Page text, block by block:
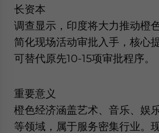
长资本
调查显示，印度将大力推动橙
简化现场活动审批入手，核心
可替代原先10-15项审批程序。
重要意义
橙色经济涵盖艺术、音乐、娱
等领域，属于服务密集行业。